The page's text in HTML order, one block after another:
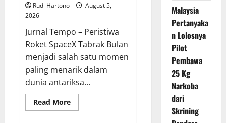
Rudi Hartono
August 5,
2026
Jurnal Tempo – Peristiwa
Roket SpaceX Tabrak Bulan
menjadi salah satu momen
paling menarik dalam
dunia antariksa...
Read MoreRead
more
Malaysia
Pertanyaka
n Lolosnya
Pilot
Pembawa
25 Kg
Narkoba
dari
Skrining